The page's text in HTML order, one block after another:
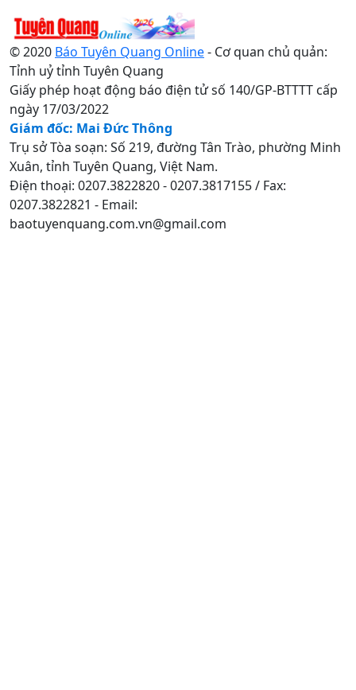
© 2020 Báo Tuyên Quang Online- Cơ quan chủ quản:
Tỉnh uỷ tỉnh Tuyên Quang
Giấy phép hoạt động báo điện tử số 140/GP-BTTTT cấp
ngày 17/03/2022
Giám đốc: Mai Đức Thông
Trụ sở Tòa soạn: Số 219, đường Tân Trào, phường Minh
Xuân, tỉnh Tuyên Quang, Việt Nam.
Điện thoại: 0207.3822820 - 0207.3817155 / Fax:
0207.3822821 - Email:
baotuyenquang.com.vn@gmail.com